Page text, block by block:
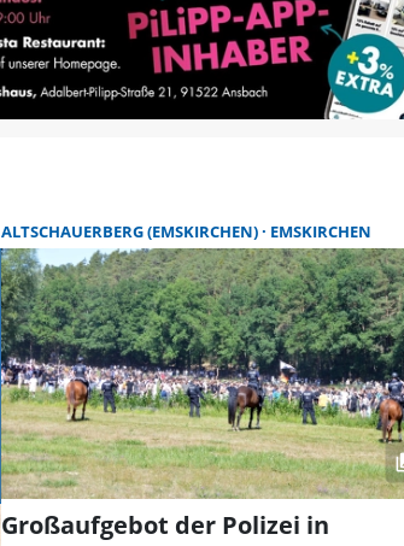
ALTSCHAUERBERG (EMSKIRCHEN) EMSKIRCHEN
Großaufgebot der Polizei in